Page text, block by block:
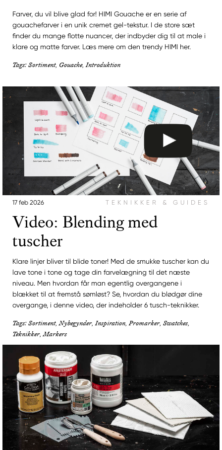
Farver, du vil blive glad for! HIMI Gouache er en serie af
gouachefarver i en unik cremet gel-tekstur. I de store sæt
finder du mange flotte nuancer, der indbyder dig til at male i
klare og matte farver. Læs mere om den trendy HIMI her.
Tags: Sortiment, Gouache, Introduktion
17 feb 2026 TEKNIKKER & GUIDES
Video: Blending med
tuscher
Klare linjer bliver til blide toner! Med de smukke tuscher kan du
lave tone i tone og tage din farvelægning til det næste
niveau. Men hvordan får man egentlig overgangene i
blækket til at fremstå sømløst? Se, hvordan du blødgør dine
overgange, i denne video, der indeholder 6 tusch-teknikker.
Tags: Sortiment, Nybegynder, Inspiration, Promarker, Swatches,
Teknikker, Markers